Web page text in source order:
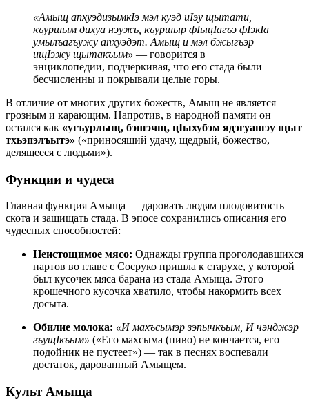
«Амыщ апхуэдизымкIэ мэл куэд иIэу щытати,
къуршым дихуа нэужь, къуршыр фIыцIагъэ фIэкIа
умылъагъужу апхуэдэт. Амыщ и мэл бжыгъэр
ищIэжу щытакъым» — говорится в
энциклопедии, подчеркивая, что его стада были
бесчисленны и покрывали целые горы.
В отличие от многих других божеств, Амыщ не является
грозным и карающим. Напротив, в народной памяти он
остался как «угъурлыщ, бэшэчщ, цIыхубэм ядэгуашэу щыт
тхьэпэлъытэ» («приносящий удачу, щедрый, божество,
делящееся с людьми»).
Функции и чудеса
Главная функция Амыща — даровать людям плодовитость
скота и защищать стада. В эпосе сохранились описания его
чудесных способностей:
Неистощимое мясо: Однажды группа проголодавшихся
нартов во главе с Сосруко пришла к старухе, у которой
был кусочек мяса барана из стада Амыща. Этого
крошечного кусочка хватило, чтобы накормить всех
досыта.
Обилие молока: «И махъсымэр зэпычкъым, И чэнджэр
гъущIкъым» («Его махсыма (пиво) не кончается, его
подойник не пустеет») — так в песнях воспевали
достаток, дарованный Амыщем.
Культ Амыща